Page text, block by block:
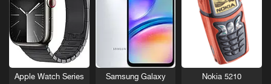
Nokia 5210
Samsung Galaxy
Apple Watch Series